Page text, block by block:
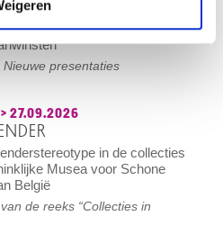
>27.09.2026
Nieuwe presentaties
> 27.09.2026
in de collecties
Musea voor Schone
België
de reeks “Collecties in